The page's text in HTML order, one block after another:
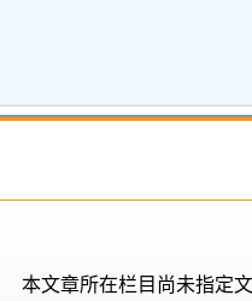
本文章所在栏目尚未指定